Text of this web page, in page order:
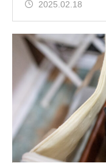
2025.02.18